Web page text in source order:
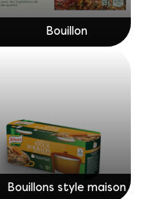
Bouillon
Bouillons style maison